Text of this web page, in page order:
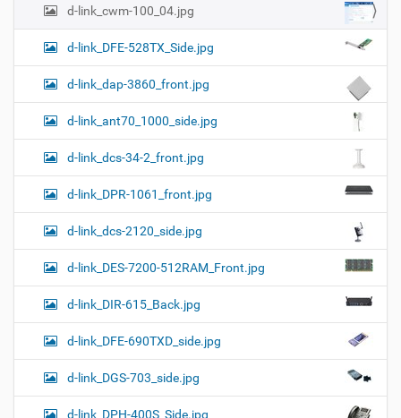
d-link_cwm-100_04.jpg
d-link_DFE-528TX_Side.jpg
d-link_dap-3860_front.jpg
d-link_ant70_1000_side.jpg
d-link_dcs-34-2_front.jpg
d-link_DPR-1061_front.jpg
d-link_dcs-2120_side.jpg
d-link_DES-7200-512RAM_Front.jpg
d-link_DIR-615_Back.jpg
d-link_DFE-690TXD_side.jpg
d-link_DGS-703_side.jpg
d-link_DPH-400S_Side.jpg